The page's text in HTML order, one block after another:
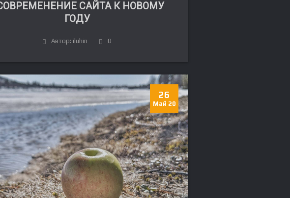
САЙТА К НОВОМУ
ГОДУ
Автор: iluhin 0
26
Май 20